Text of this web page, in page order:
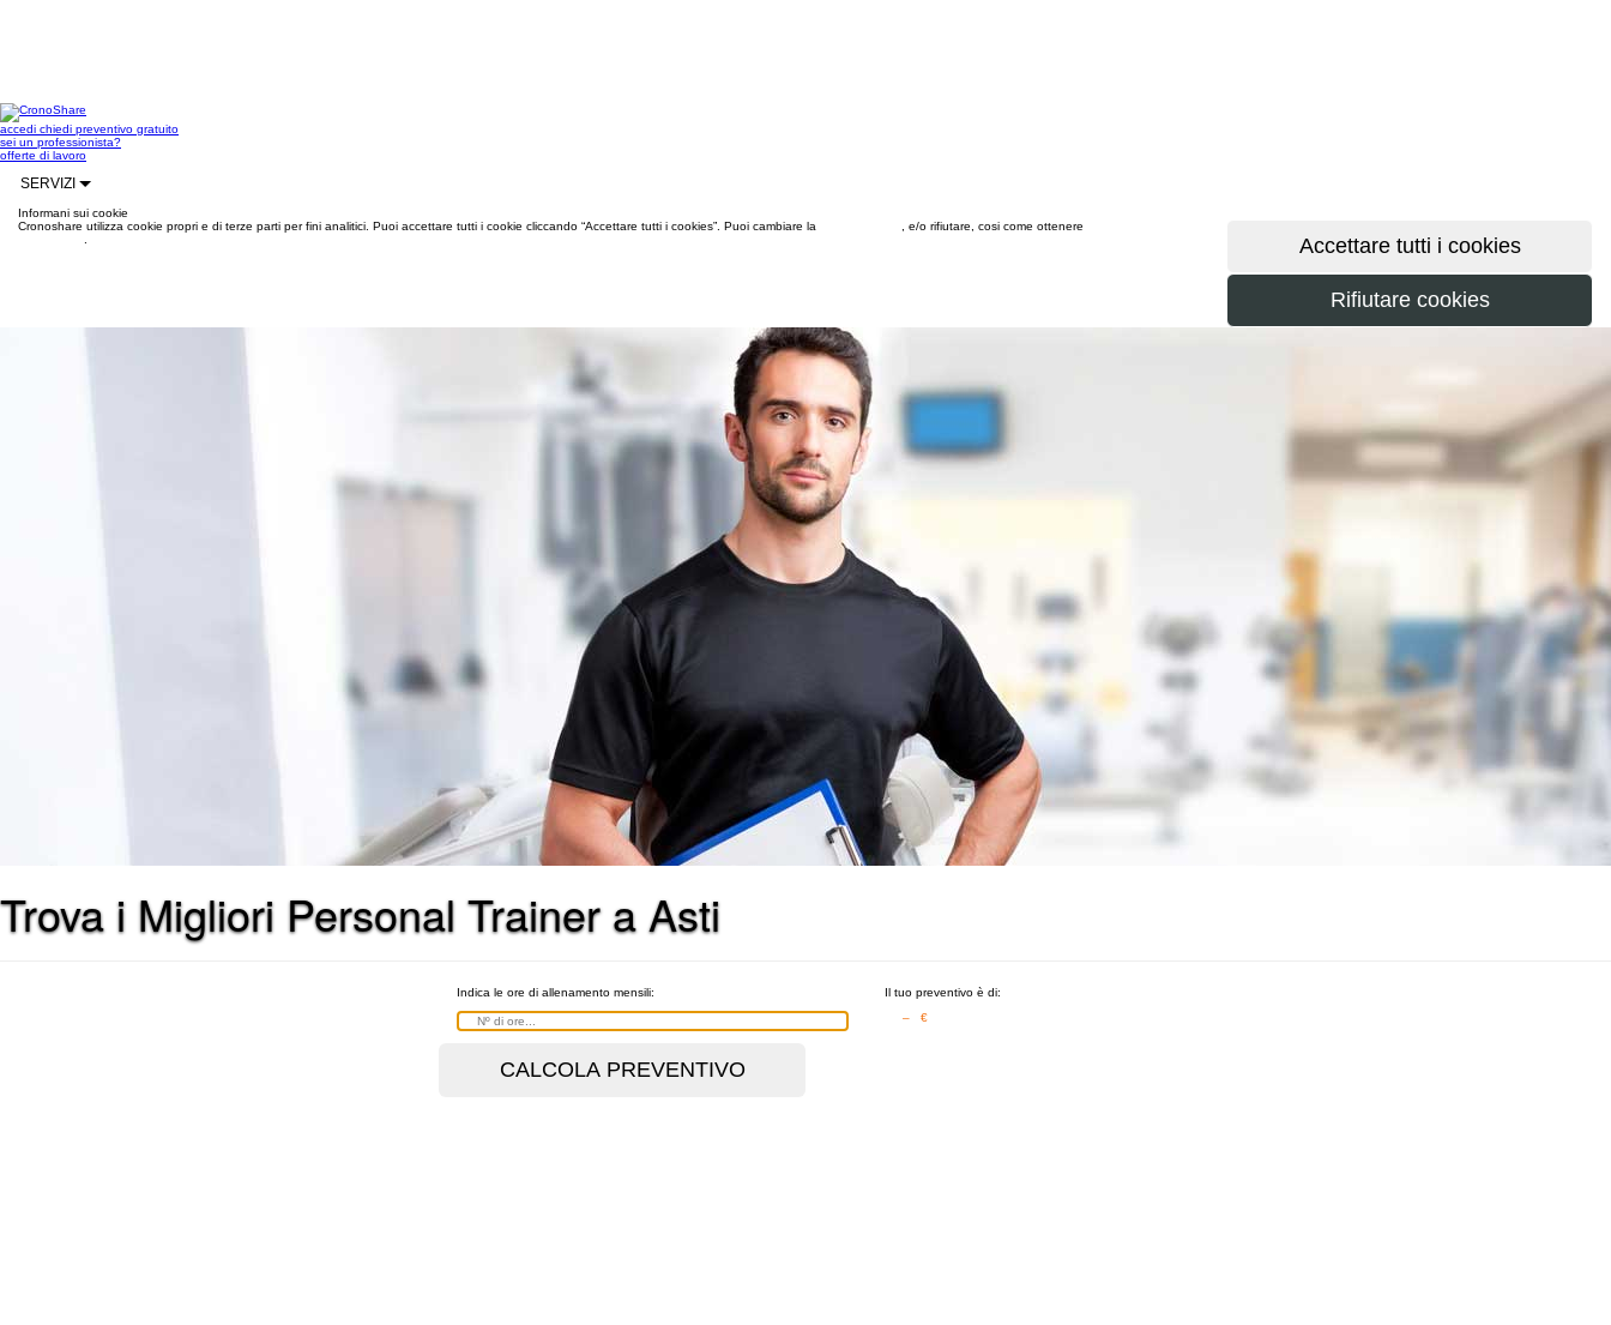
accedi chiedi preventivo gratuito
sei un professionista?
offerte di lavoro
SERVIZI
Informani sui cookie
Cronoshare utilizza cookie propri e di terze parti per fini analitici. Puoi accettare tutti i cookie cliccando “Accettare tutti i cookies”. Puoi cambiare la
, e/o rifiutare, cosi come ottenere
Trova i Migliori Personal Trainer a Asti
Indica le ore di allenamento mensili:
Il tuo preventivo è di:
– €